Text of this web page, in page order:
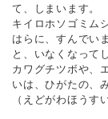
て、しまいます。
キイロホソゴミム
はらに、すんでい
と、いなくなって
カワグチツボや、
いは、ひがたの、
（えどがわほうす